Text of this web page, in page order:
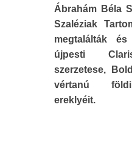
Ábrahám Béla
Szaléziak
megtalálták
újpesti
szerzetese,
vértanú földi
ereklyéit.